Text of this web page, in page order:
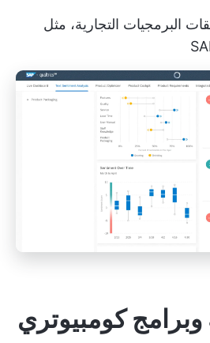
البرمجيات التجارية، مثل
وبرامج كومبيوتري